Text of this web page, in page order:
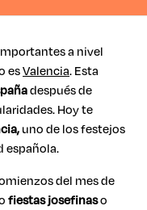
a nivel
esValencia. Esta
después de
Hoy te
uno de los festejos
española.
del mes de
fiestas josefinaso